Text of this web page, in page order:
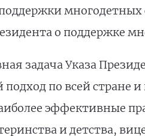
многодетных
о поддержке
задача Указа
по всей стране
эффективные
и детства,